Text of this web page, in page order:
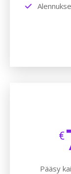
€
Pääsy